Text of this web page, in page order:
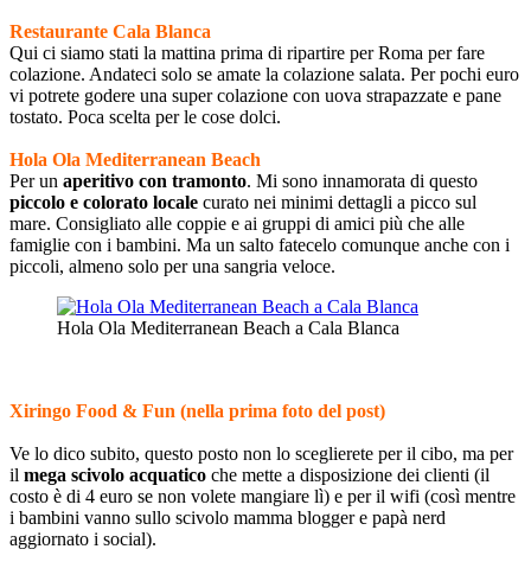
Restaurante Cala Blanca
Qui ci siamo stati la mattina prima di ripartire per Roma per fare
colazione. Andateci solo se amate la colazione salata. Per pochi euro
vi potrete godere una super colazione con uova strapazzate e pane
tostato. Poca scelta per le cose dolci.
Hola Ola Mediterranean Beach
Per un aperitivo con tramonto. Mi sono innamorata di questo
piccolo e colorato locale curato nei minimi dettagli a picco sul
mare. Consigliato alle coppie e ai gruppi di amici più che alle
famiglie con i bambini. Ma un salto fatecelo comunque anche con i
piccoli, almeno solo per una sangria veloce.
Hola Ola Mediterranean Beach a Cala Blanca
Xiringo Food & Fun (nella prima foto del post)
Ve lo dico subito, questo posto non lo sceglierete per il cibo, ma per
il mega scivolo acquatico che mette a disposizione dei clienti (il
costo è di 4 euro se non volete mangiare lì) e per il wifi (così mentre
i bambini vanno sullo scivolo mamma blogger e papà nerd
aggiornato i social).